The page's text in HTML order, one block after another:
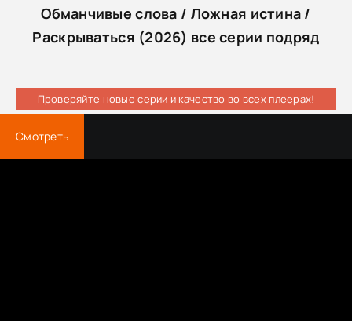
Обманчивые слова / Ложная истина /
Раскрываться (2026) все серии подряд
Проверяйте новые серии и качество во всех плеерах!
Смотреть